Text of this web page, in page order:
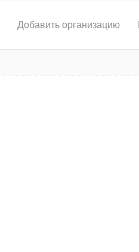
Добавить организацию